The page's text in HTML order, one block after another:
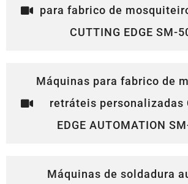
para fabrico de
CUTTING EDGE SM-
Máquinas para fabrico de
retráteis personalizadas
EDGE AUTOMATION
Máquinas de soldadura